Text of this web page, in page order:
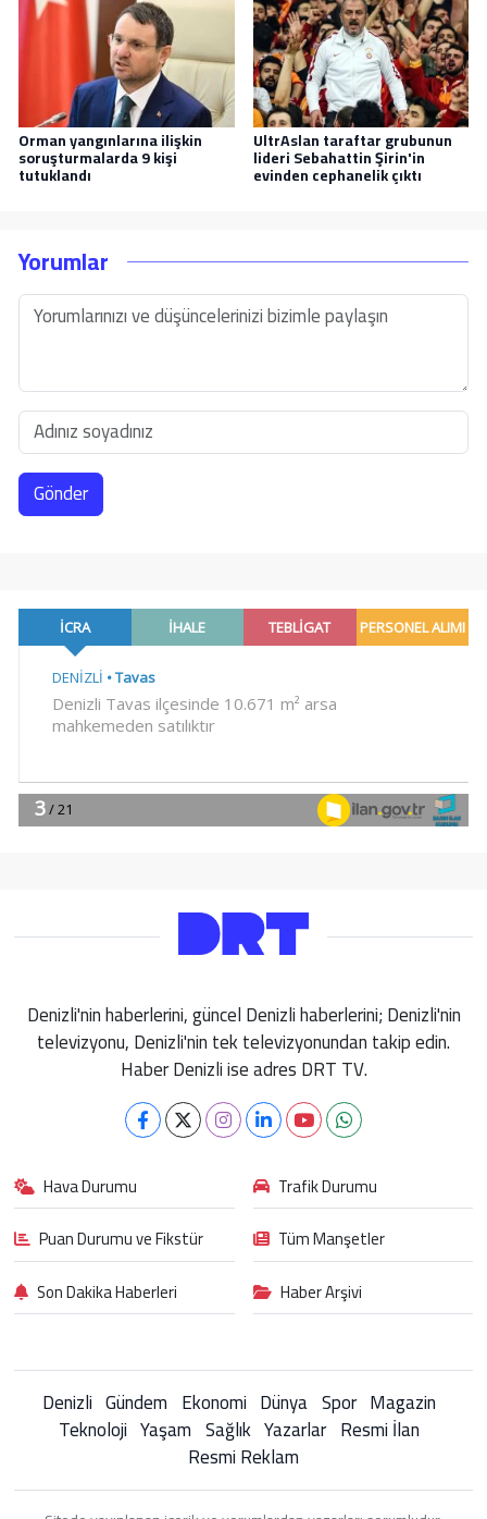
Orman yangınlarına ilişkin
soruşturmalarda 9 kişi
tutuklandı
UltrAslan taraftar grubunun
lideri Sebahattin Şirin'in
evinden cephanelik çıktı
Yorumlar
Gönder
Denizli'nin haberlerini, güncel Denizli haberlerini; Denizli'nin
televizyonu, Denizli'nin tek televizyonundan takip edin.
Haber Denizli ise adres DRT TV.
Hava Durumu
Trafik Durumu
Puan Durumu ve Fikstür
Tüm Manşetler
Son Dakika Haberleri
Haber Arşivi
Denizli Gündem Ekonomi Dünya Spor Magazin
Teknoloji Yaşam Sağlık Yazarlar Resmi İlan
Resmi Reklam